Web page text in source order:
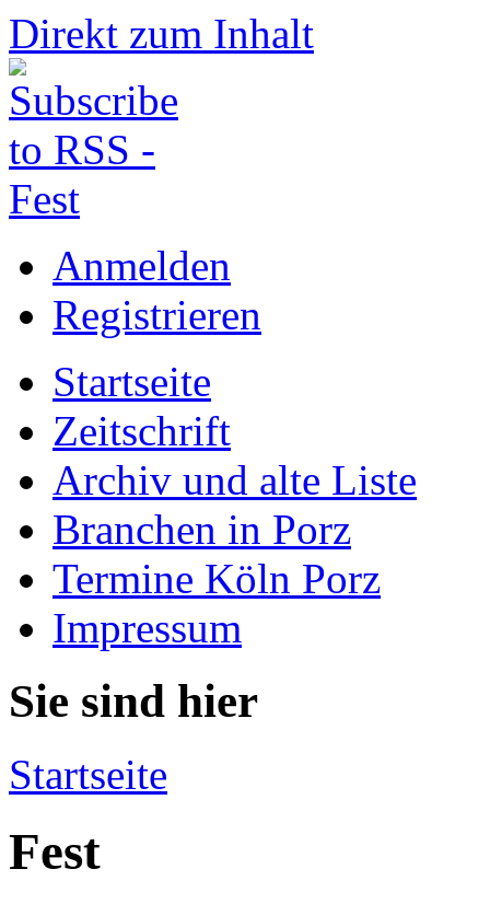
Direkt zum Inhalt
Anmelden
Registrieren
Startseite
Zeitschrift
Archiv und alte Liste
Branchen in Porz
Termine Köln Porz
Impressum
Sie sind hier
Startseite
Fest